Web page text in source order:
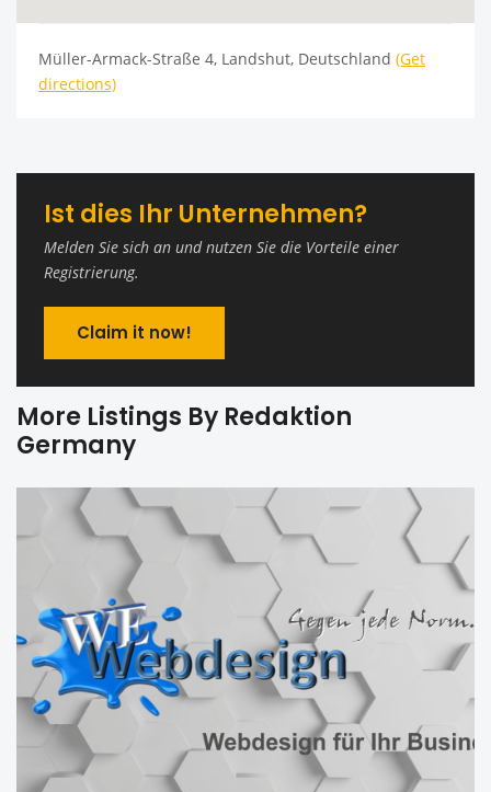
Müller-Armack-Straße 4, Landshut, Deutschland (Get
directions)
Ist dies Ihr Unternehmen?
Melden Sie sich an und nutzen Sie die Vorteile einer
Registrierung.
Claim it now!
More Listings By Redaktion
Germany